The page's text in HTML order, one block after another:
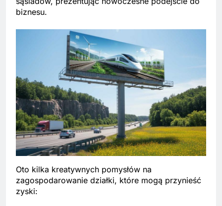
biznesu.
Oto kilka kreatywnych pomysłów na
zagospodarowanie działki, które mogą przynieść
zyski: